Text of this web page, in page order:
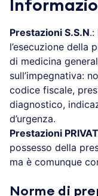
Prestazioni S.S.N.:
l’esecuzione della
di medicina
sull’impegnativa:
codice fiscale,
diagnostico,
d’urgenza.
Prestazioni
possesso della
ma è comunque
Norme di